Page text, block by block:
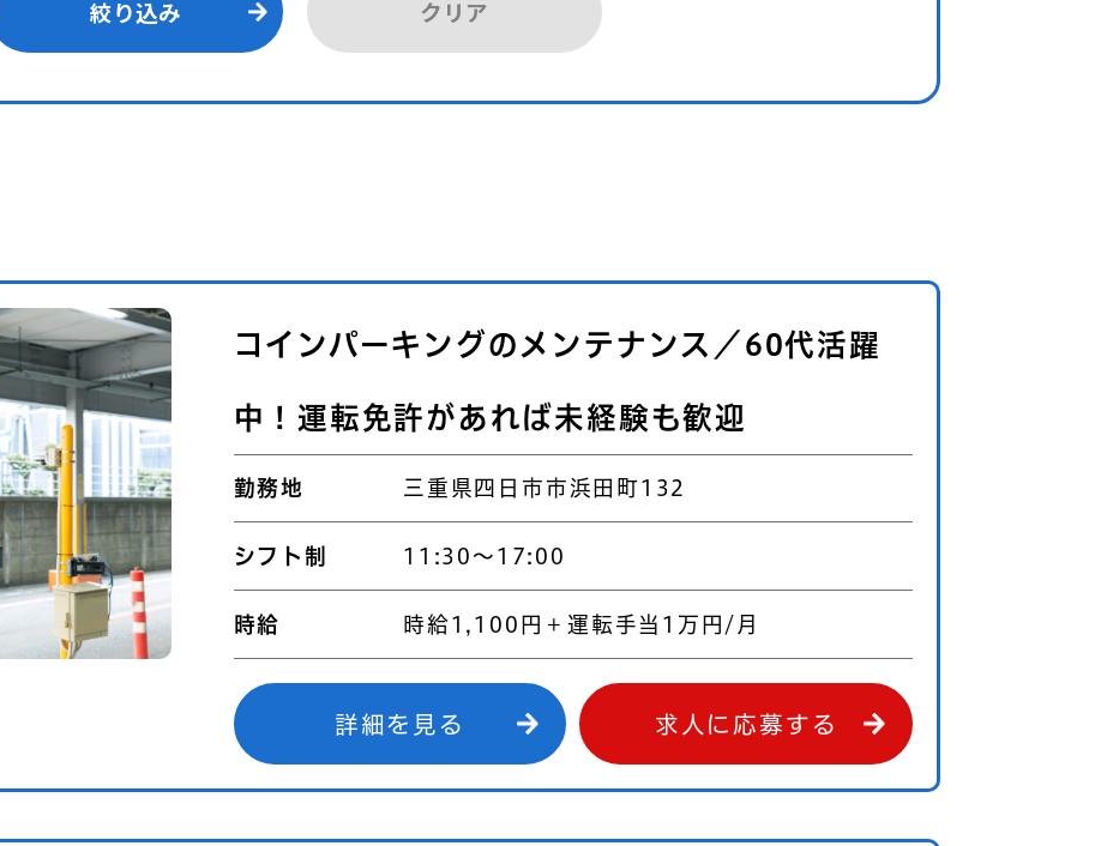
コインパーキングのメンテナンス／60代活躍
中！運転免許があれば未経験も歓迎
勤務地 三重県四日市市浜田町132
シフト制 11:30～17:00
時給 時給1,100円＋運転手当1万円/月
詳細を見る 求人に応募する